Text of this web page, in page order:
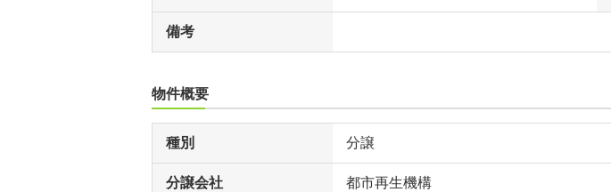
備考
物件概要
種別 分譲
分譲会社 都市再生機構